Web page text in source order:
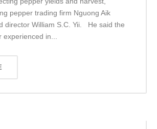
pepper trading firm Nguong Aik
director William S.C. Yii. He said the
experienced in...